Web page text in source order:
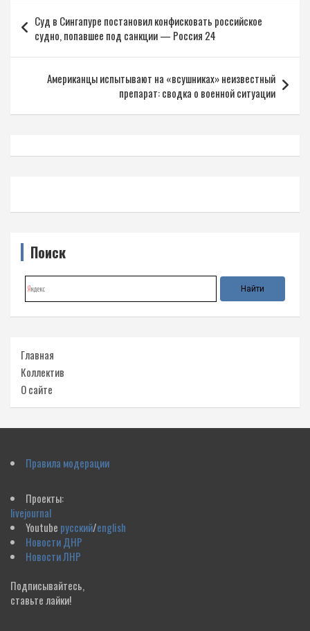
по
записям
Суд в Сингапуре постановил конфисковать российское
судно, попавшее под санкции — Россия 24
Американцы испытывают на «всушниках» неизвестный
препарат: сводка о военной ситуации
Поиск
Главная
Коллектив
О сайте
Правила модерации
Проекты:
livejournal
Youtube русский/english
Новости ДНР
Новости ЛНР
Подписывайтесь,
ставьте лайки!